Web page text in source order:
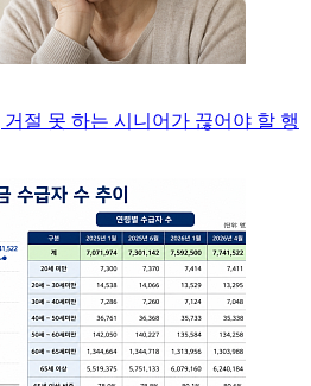
거절 못 하는 시니어가 끊어야 할 행